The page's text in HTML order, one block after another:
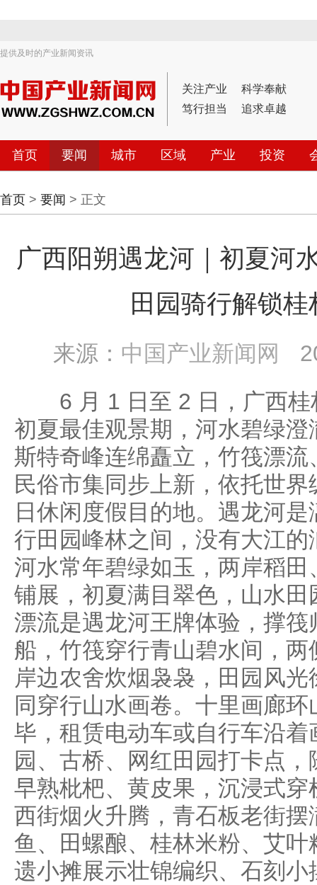
提供及时的产业新闻资讯
关注产业
科学奉献
笃行担当
追求卓越
首页 要闻 城市 区域 产业 投资
首页 > 要闻 > 正文
广西阳朔遇龙河｜初夏河
田园骑行解锁
来源： 中国产业新闻网
6 月 1 日至 2 日，广西桂
初夏最佳观景期，河水碧绿
斯特奇峰连绵矗立，竹筏漂
民俗市集同步上新，依托世
日休闲度假目的地。遇龙河
行田园峰林之间，没有大江
河水常年碧绿如玉，两岸稻
铺展，初夏满目翠色，山水
漂流是遇龙河王牌体验，撑
船，竹筏穿行青山碧水间，
岸边农舍炊烟袅袅，田园风
同穿行山水画卷。十里画廊
毕，租赁电动车或自行车沿
园、古桥、网红田园打卡点
早熟枇杷、黄皮果，沉浸式
西街烟火升腾，青石板老街
鱼、田螺酿、桂林米粉、艾
遗小摊展示壮锦编织、石刻